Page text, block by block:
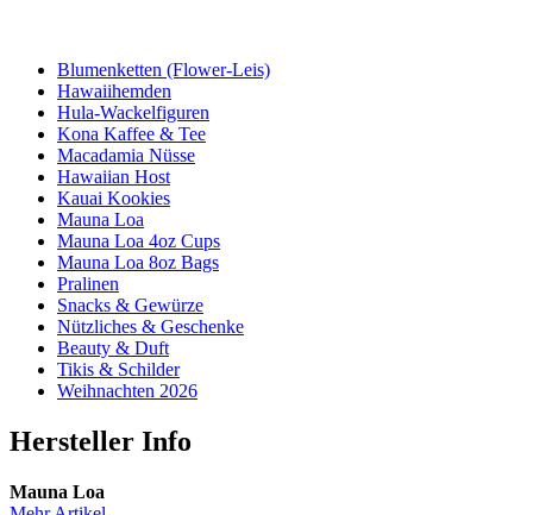
Blumenketten (Flower-Leis)
Hawaiihemden
Hula-Wackelfiguren
Kona Kaffee & Tee
Macadamia Nüsse
Hawaiian Host
Kauai Kookies
Mauna Loa
Mauna Loa 4oz Cups
Mauna Loa 8oz Bags
Pralinen
Snacks & Gewürze
Nützliches & Geschenke
Beauty & Duft
Tikis & Schilder
Weihnachten 2026
Hersteller Info
Mauna Loa